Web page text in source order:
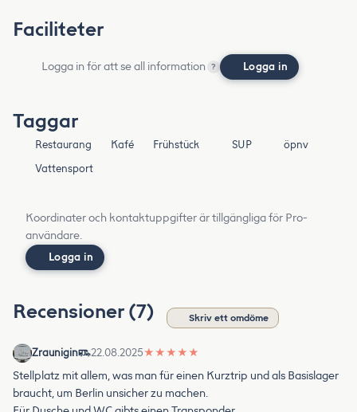
Faciliteter
Logga in för att se all information ? Logga in
Taggar
Restaurang Kafé Frühstück SUP
öpnv
Vattensport
Koordinater och kontaktuppgifter är tillgängliga för Pro-
användare.
Logga in
Recensioner (7) Skriv ett omdöme
Zraunigin 22.08.2025★ ★ ★ ★ ★
Stellplatz mit allem, was man für einen Kurztrip und als Basislager
braucht, um Berlin unsicher zu machen.